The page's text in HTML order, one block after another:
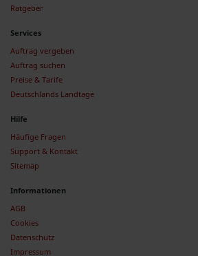
Ratgeber
Services
Auftrag vergeben
Auftrag suchen
Preise & Tarife
Deutschlands Landtage
Hilfe
Häufige Fragen
Support & Kontakt
Sitemap
Informationen
AGB
Cookies
Datenschutz
Impressum